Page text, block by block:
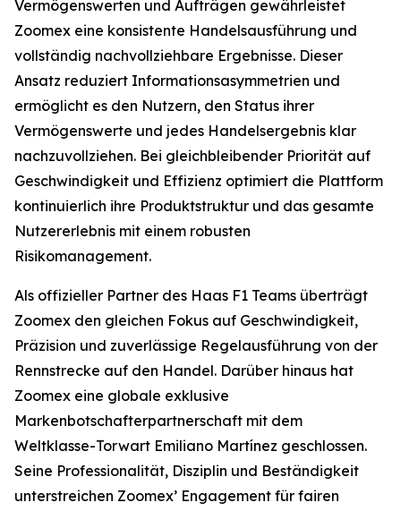
Vermögenswerten und Aufträgen gewährleistet
Zoomex eine konsistente Handelsausführung und
vollständig nachvollziehbare Ergebnisse. Dieser
Ansatz reduziert Informationsasymmetrien und
ermöglicht es den Nutzern, den Status ihrer
Vermögenswerte und jedes Handelsergebnis klar
nachzuvollziehen. Bei gleichbleibender Priorität auf
Geschwindigkeit und Effizienz optimiert die Plattform
kontinuierlich ihre Produktstruktur und das gesamte
Nutzererlebnis mit einem robusten
Risikomanagement.
Als offizieller Partner des Haas F1 Teams überträgt
Zoomex den gleichen Fokus auf Geschwindigkeit,
Präzision und zuverlässige Regelausführung von der
Rennstrecke auf den Handel. Darüber hinaus hat
Zoomex eine globale exklusive
Markenbotschafterpartnerschaft mit dem
Weltklasse-Torwart Emiliano Martínez geschlossen.
Seine Professionalität, Disziplin und Beständigkeit
unterstreichen Zoomex’ Engagement für fairen